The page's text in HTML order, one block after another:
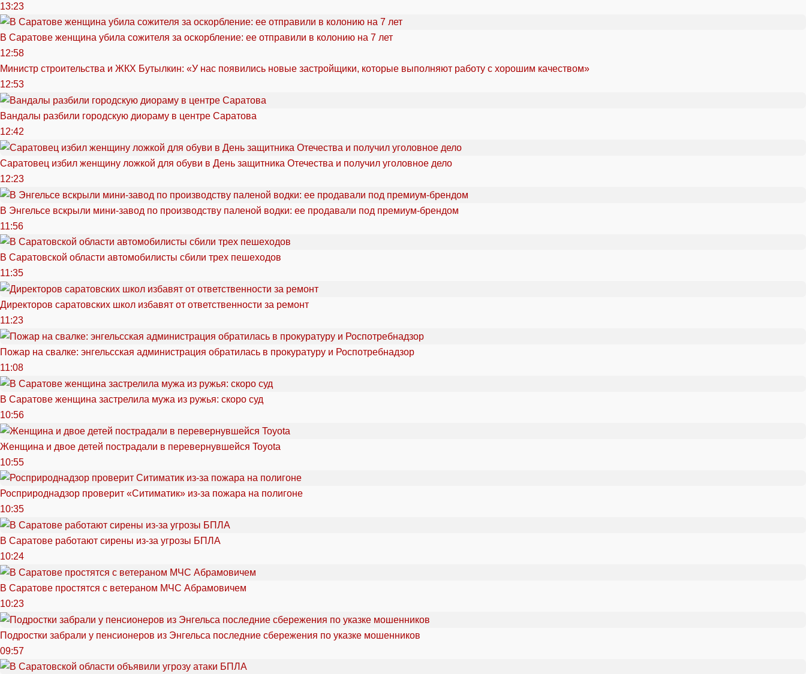
13:23
В Саратове женщина убила сожителя за оскорбление: ее отправили в колонию на 7 лет
12:58
Министр строительства и ЖКХ Бутылкин: «У нас появились новые застройщики, которые выполняют работу с хорошим качеством»
12:53
Вандалы разбили городскую диораму в центре Саратова
12:42
Саратовец избил женщину ложкой для обуви в День защитника Отечества и получил уголовное дело
12:23
В Энгельсе вскрыли мини-завод по производству паленой водки: ее продавали под премиум-брендом
11:56
В Саратовской области автомобилисты сбили трех пешеходов
11:35
Директоров саратовских школ избавят от ответственности за ремонт
11:23
Пожар на свалке: энгельсская администрация обратилась в прокуратуру и Роспотребнадзор
11:08
В Саратове женщина застрелила мужа из ружья: скоро суд
10:56
Женщина и двое детей пострадали в перевернувшейся Toyota
10:55
Росприроднадзор проверит «Ситиматик» из-за пожара на полигоне
10:35
В Саратове работают сирены из-за угрозы БПЛА
10:24
В Саратове простятся с ветераном МЧС Абрамовичем
10:23
Подростки забрали у пенсионеров из Энгельса последние сбережения по указке мошенников
09:57